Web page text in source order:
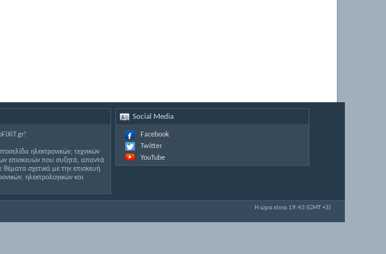
ηλεκτρονικών, τεχνικών
επισκευών που συζητά, απαντά
θέματα σχετικά με την επισκευή
ηλεκτρολογικών και
Social Media
Facebook
Twitter
YouTube
Η ώρα είναι 19:43 (GMT +3)